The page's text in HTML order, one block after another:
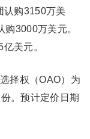
认购3150万美
3000万美元。
美元。
择权（OAO）为
。预计定价日期